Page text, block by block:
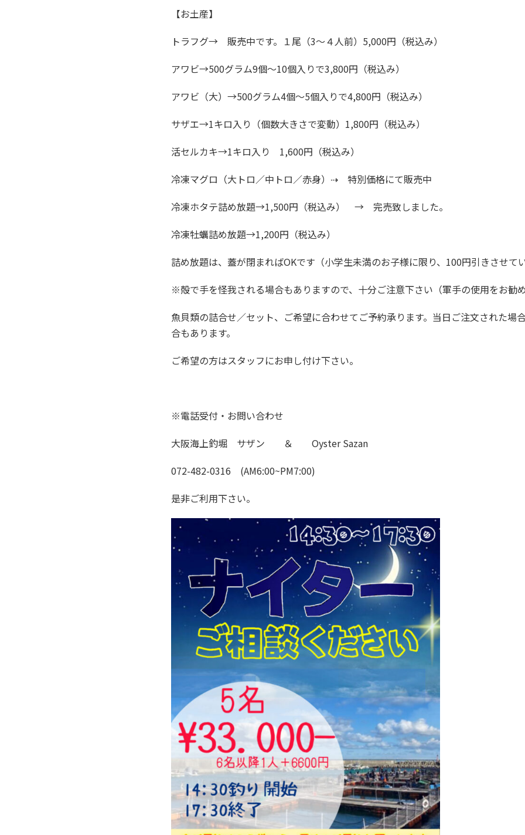
【お土産】
トラフグ→ 販売中です。１尾（3～４人前）5,000円（税込み）
アワビ→500グラム9個～10個入りで3,800円（税込み）
アワビ（大）→500グラム4個～5個入りで4,800円（税込み）
サザエ→1キロ入り（個数大きさで変動）1,800円（税込み）
活セルカキ→1キロ入り 1,600円（税込み）
冷凍マグロ（大トロ／中トロ／赤身）⇢ 特別価格にて販売中
冷凍ホタテ詰め放題→1,500円（税込み） → 完売致しました。
冷凍牡蠣詰め放題→1,200円（税込み）
詰め放題は、蓋が閉まればOKです（小学生未満のお子様に限り、100円引きさせて
※殻で手を怪我される場合もありますので、十分ご注意下さい（軍手の使用をお勧め
魚貝類の詰合せ／セット、ご希望に合わせてご予約承ります。当日ご注文された場
合もあります。
ご希望の方はスタッフにお申し付け下さい。
※電話受付・お問い合わせ
大阪海上釣堀 サザン ＆ Oyster Sazan
072-482-0316 (AM6:00~PM7:00)
是非ご利用下さい。